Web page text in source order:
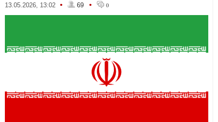
13.05.2026, 13:02 • 69 • 0